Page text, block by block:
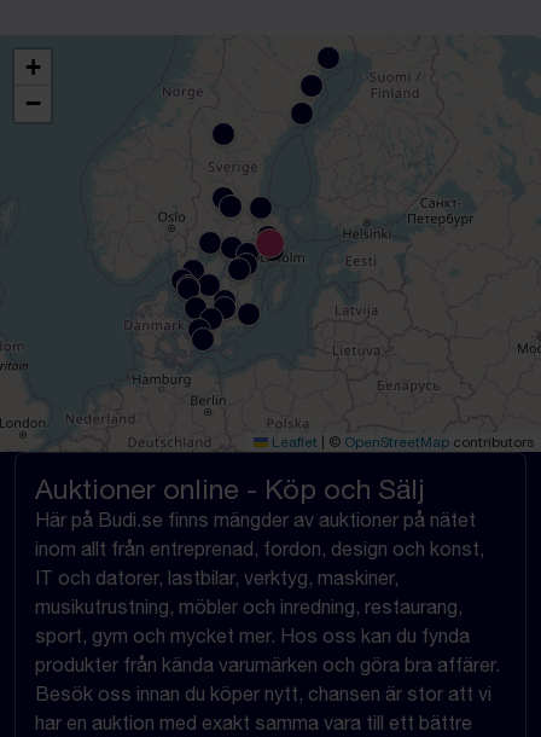
+
−
Leaflet | © OpenStreetMap contributors
Auktioner online - Köp och Sälj
Här på Budi.se finns mängder av auktioner på nätet
inom allt från entreprenad, fordon, design och konst,
IT och datorer, lastbilar, verktyg, maskiner,
musikutrustning, möbler och inredning, restaurang,
sport, gym och mycket mer. Hos oss kan du fynda
produkter från kända varumärken och göra bra affärer.
Besök oss innan du köper nytt, chansen är stor att vi
har en auktion med exakt samma vara till ett bättre